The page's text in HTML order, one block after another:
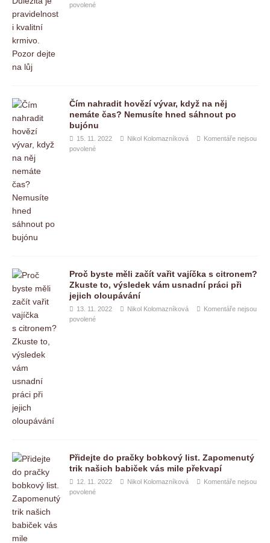
povolené
Čím nahradit hovězí vývar, když na něj
nemáte čas? Nemusíte hned sáhnout po
bujónu
15. 11. 2022 Nikol Kolomazníková
Komentáře nejsou
povolené
Proč byste měli začít vařit vajíčka s citronem?
Zkuste to, výsledek vám usnadní práci při
jejich oloupávání
13. 11. 2022 Nikol Kolomazníková
Komentáře nejsou
povolené
Přidejte do pračky bobkový list. Zapomenutý
trik našich babiček vás mile překvapí
12. 11. 2022 Nikol Kolomazníková
Komentáře nejsou
povolené